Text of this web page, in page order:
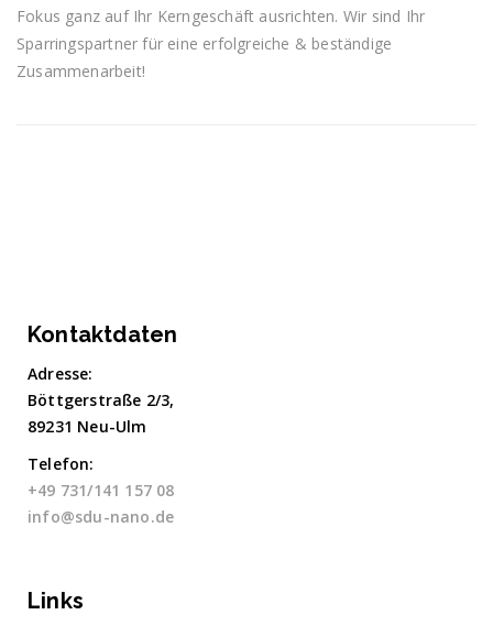
Fokus ganz auf Ihr Kerngeschäft ausrichten. Wir sind Ihr
Sparringspartner für eine erfolgreiche & beständige
Zusammenarbeit!
Kontaktdaten
Adresse:
Böttgerstraße 2/3,
89231 Neu-Ulm
Telefon:
+49 731/141 157 08
info@sdu-nano.de
Links